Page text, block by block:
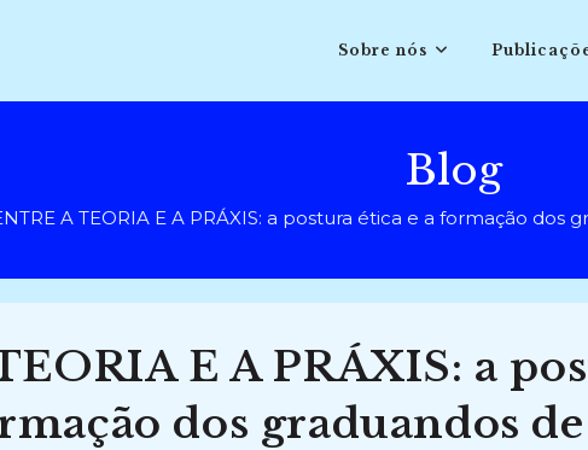
Sobre nós
Blog
A TEORIA E A PRÁXIS: a postura ética e a formação
E A PRÁXIS: a
dos graduandos de